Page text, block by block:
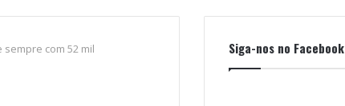
com 52 mil
Siga-nos no Facebook